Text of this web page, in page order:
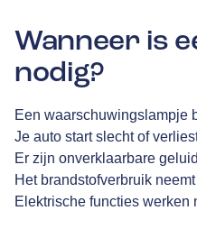
Wanneer is
nodig?
Een waarschuwingslampje
Je auto start slecht of
Er zijn onverklaarbare
Het brandstofverbruik
Elektrische functies werken